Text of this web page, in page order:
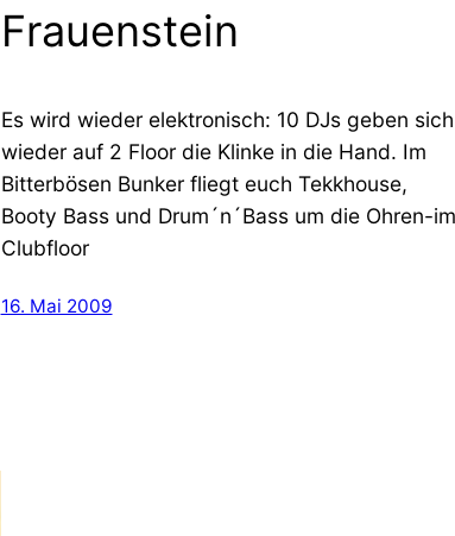
Frauenstein
Es wird wieder elektronisch: 10 DJs geben sich
wieder auf 2 Floor die Klinke in die Hand. Im
Bitterbösen Bunker fliegt euch Tekkhouse,
Booty Bass und Drum´n´Bass um die Ohren-im
Clubfloor
16. Mai 2009